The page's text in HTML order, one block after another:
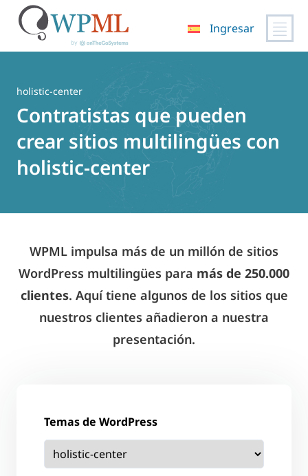
contenido
Ingresar
holistic-center
Contratistas que pueden
crear sitios multilingües con
holistic-center
WPML impulsa más de un millón de sitios
WordPress multilingües para más de 250.000
clientes. Aquí tiene algunos de los sitios que
nuestros clientes añadieron a nuestra
presentación.
Temas de WordPress